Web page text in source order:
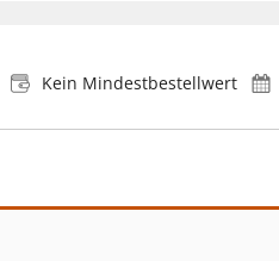
Kein Mindestbestellwert